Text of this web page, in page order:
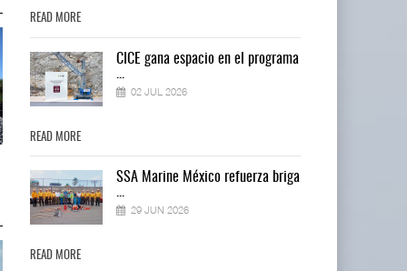
telecomunicaciones p ...
06 AGO 2026
telecomunicaciones p ...
READ MORE
CICE gana espacio en el programa
02 JUL 2026
READ MORE
SSA Marine México refuerza briga
...
29 JUN 2026
READ MORE